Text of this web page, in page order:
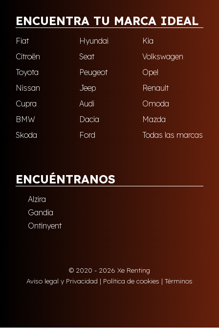
ENCUENTRA TU MARCA IDEAL
Fiat Hyundai
Kia
Citroën
Seat
Volkswagen
Toyota
Peugeot
Opel
Nissan
Jeep
Renault
Cupra
Audi
Omoda
BMW
Dacia
Mazda
Skoda
Ford Todas las marcas
ENCUÉNTRANOS
Alzira
Gandia
Ontinyent
© 2020 - 2026 Xe Renting
Aviso legal y Privacidad | Política de cookies | Términos